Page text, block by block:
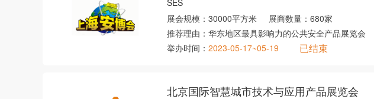
SES
展会规模： 30000平方米 展商数量： 680家
推荐理由： 华东地区最具影响力的公共安全产品展览会
举办时间： 2023-05-17~05-19 已结束
北京国际智慧城市技术与应用产品展览会